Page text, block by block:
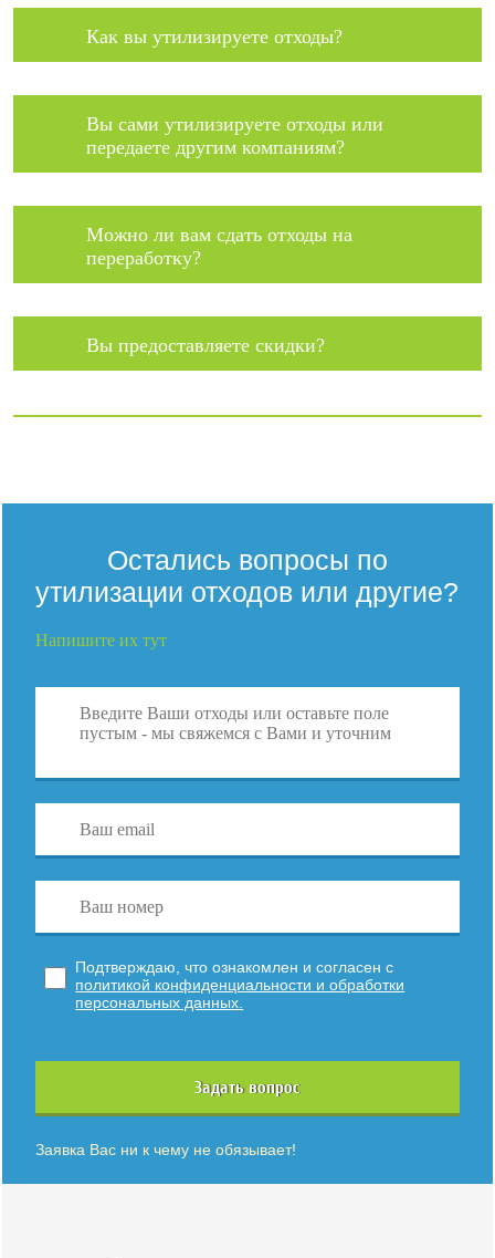
Как вы утилизируете отходы?
Вы сами утилизируете отходы или
передаете другим компаниям?
Можно ли вам сдать отходы на
переработку?
Вы предоставляете скидки?
Остались вопросы по
утилизации отходов или другие?
Напишите их тут
Подтверждаю, что ознакомлен и согласен с
политикой конфиденциальности и обработки
персональных данных.
Задать вопрос
Заявка Вас ни к чему не обязывает!